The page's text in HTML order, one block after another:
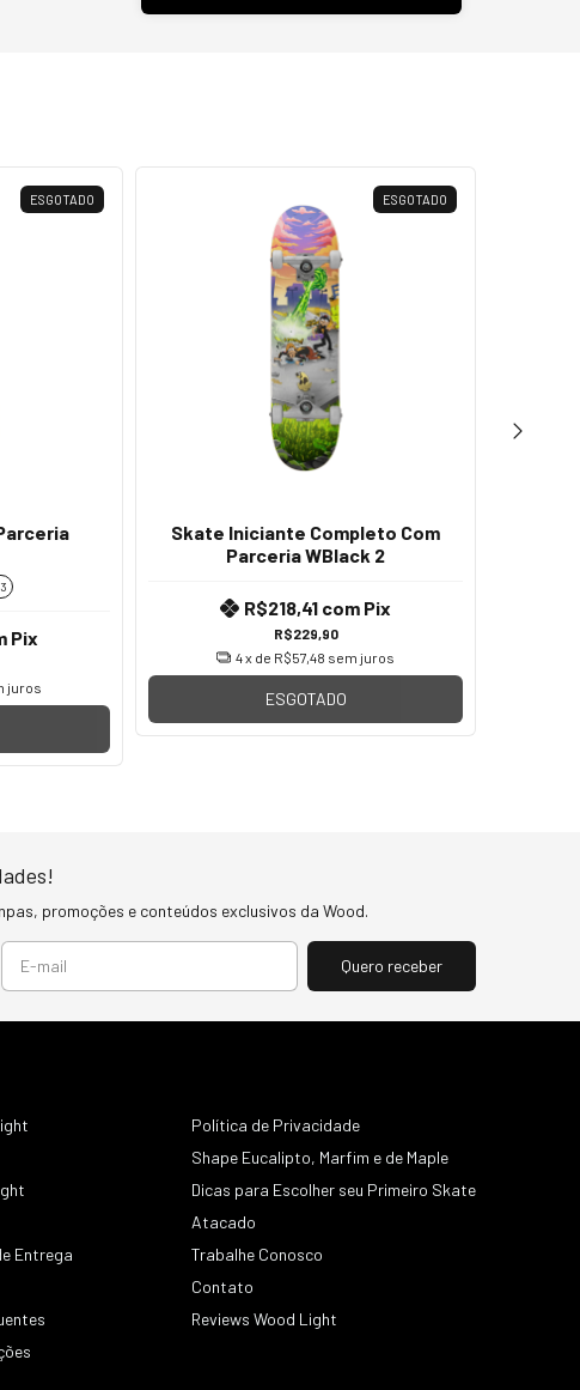
ESGOTADO
Pix
juros
ESGOTADO
Skate Iniciante Completo Com
Parceria WBlack 2
R$229,90
R$218,41 com Pix
4x de R$57,48 sem juros
ESGOTADO
promoções e conteúdos exclusivos da Wood.
Entrega
Política de Privacidade
Shape Eucalipto, Marfim e de Maple
Dicas para Escolher seu Primeiro Skate
Atacado
Trabalhe Conosco
Contato
Reviews Wood Light